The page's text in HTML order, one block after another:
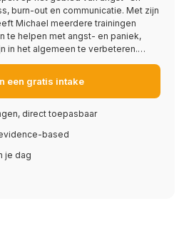
burn-out en communicatie. Met zijn
Michael meerdere trainingen
te helpen met angst- en paniek,
in het algemeen te verbeteren.…
een gratis intake
direct toepasbaar
based
je dag